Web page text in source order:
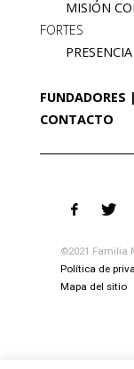
MISIÓN
FORTES
FUNDADORES
CONTACTO
©2021 Familia
Política de
Mapa del sitio